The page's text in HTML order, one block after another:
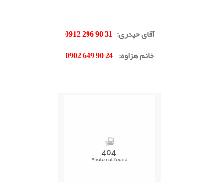
آقای حیدری:
31 90 296 0912
خانم هزاوه:
24 90 649 0902